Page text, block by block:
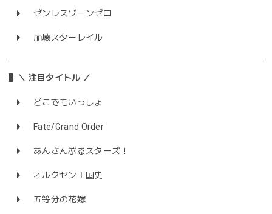
ゼンレスゾーンゼロ
崩壊スターレイル
＼ 注目タイトル ／
どこでもいっしょ
Fate/Grand Order
あんさんぶるスターズ！
オルクセン王国史
五等分の花嫁